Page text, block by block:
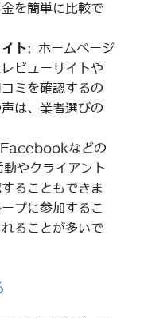
を簡単に比較で
ト: ホームページ
ビューサイトや
ミを確認するの
は、業者選びの
などの
やクライアント
ることもできま
プに参加するこ
ることが多いで